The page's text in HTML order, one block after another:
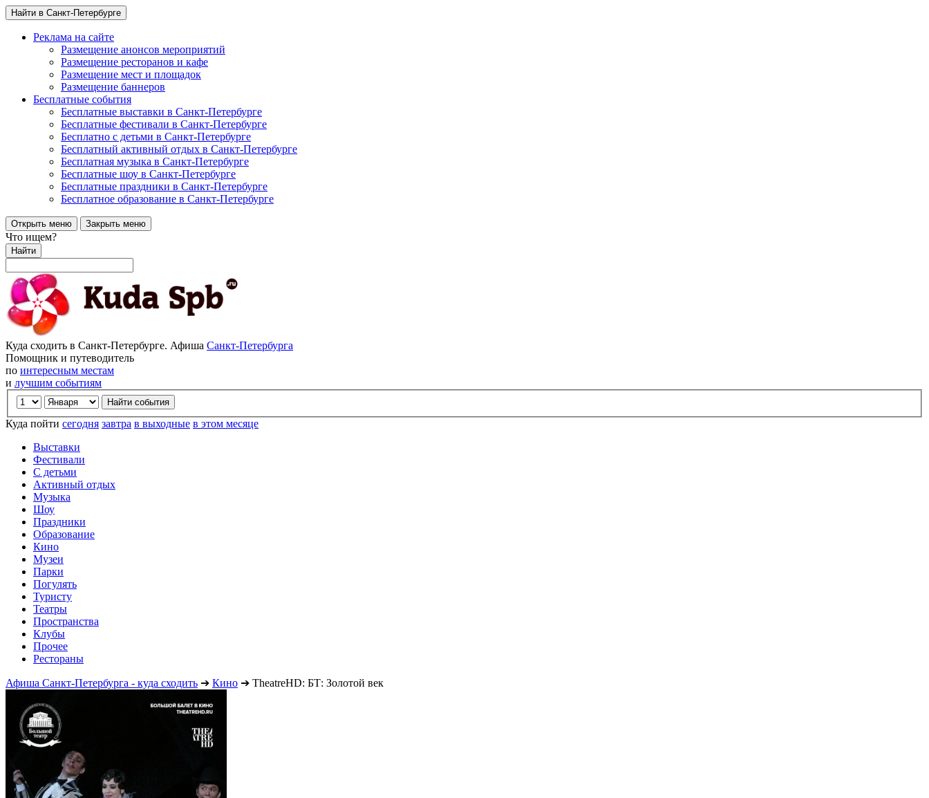
Найти в Санкт-Петербурге
Реклама на сайте
Размещение анонсов мероприятий
Размещение ресторанов и кафе
Размещение мест и площадок
Размещение баннеров
Бесплатные события
Бесплатные выставки в Санкт-Петербурге
Бесплатные фестивали в Санкт-Петербурге
Бесплатно с детьми в Санкт-Петербурге
Бесплатный активный отдых в Санкт-Петербурге
Бесплатная музыка в Санкт-Петербурге
Бесплатные шоу в Санкт-Петербурге
Бесплатные праздники в Санкт-Петербурге
Бесплатное образование в Санкт-Петербурге
Открыть меню Закрыть меню
Что ищем?
Найти
Куда сходить в Санкт-Петербурге. Афиша Санкт-Петербурга
Помощник и путеводитель
по интересным местам
и лучшим событиям
Куда пойти сегодня завтра в выходные в этом месяце
Выставки
Фестивали
С детьми
Активный отдых
Музыка
Шоу
Праздники
Образование
Кино
Музеи
Парки
Погулять
Туристу
Театры
Пространства
Клубы
Прочее
Рестораны
Афиша Санкт-Петербурга - куда сходить ➔ Кино ➔ TheatreHD: БТ: Золотой век